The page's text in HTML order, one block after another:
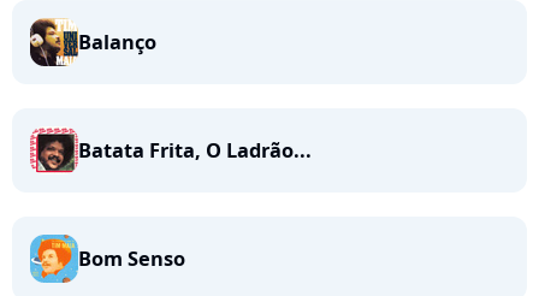
Balanço
Batata Frita, O Ladrão...
Bom Senso